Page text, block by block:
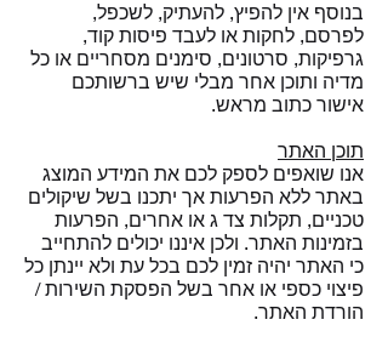
בנוסף אין להפיץ, להעתיק, לשכפל,
לפרסם, לחקות או לעבד פיסות קוד,
גרפיקות, סרטונים, סימנים מסחריים או כל
מדיה ותוכן אחר מבלי שיש ברשותכם
אישור כתוב מראש.
תוכן האתר
אנו שואפים לספק לכם את המידע המוצג
באתר ללא הפרעות אך יתכנו בשל שיקולים
טכניים, תקלות צד ג או אחרים, הפרעות
בזמינות האתר. ולכן איננו יכולים להתחייב
כי האתר יהיה זמין לכם בכל עת ולא יינתן כל
פיצוי כספי או אחר בשל הפסקת השירות /
הורדת האתר.